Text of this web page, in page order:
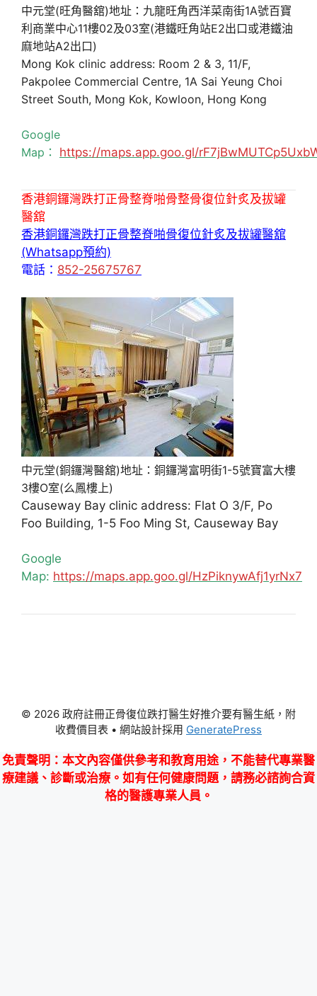
中元堂(旺角醫舘)地址：九龍旺角西洋菜南街1A號百寶
利商業中心11樓02及03室(港鐵旺角站E2出口或港鐵油
麻地站A2出口)
Mong Kok clinic address: Room 2 & 3, 11/F,
Pakpolee Commercial Centre, 1A Sai Yeung Choi
Street South, Mong Kok, Kowloon, Hong Kong
Google
Map： https://maps.app.goo.gl/
香港銅鑼灣跌打正骨整脊啪骨整骨復位針炙及拔罐
醫舘
香港銅鑼灣跌打正骨整脊啪骨復位針炙及拔罐醫舘
(Whatsapp預約)
電話： 852-25675767
中元堂(銅鑼灣醫舘)地址：銅鑼灣富明街1-5號寶富大樓
3樓O室(么鳳樓上)
Causeway Bay clinic address: Flat O 3/F, Po
Foo Building, 1-5 Foo Ming St, Causeway Bay
Google
Map: https://maps.app.goo.gl/HzPiknywAfj1yrNx7
© 2026 政府註冊正骨復位跌打醫生好推介要有醫生紙，附
收費價目表 • 網站設計採用 GeneratePress
免責聲明 ：本文內容僅供參考和教育用途，不能替代專業醫
療建議、診斷或治療。如有任何健康問題，請務必諮詢合資
格的醫護專業人員。